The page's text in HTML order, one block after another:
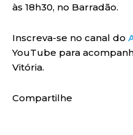
às 18h30, no Barradão.
Inscreva-se no canal do
YouTube para
Vitória.
Compartilhe